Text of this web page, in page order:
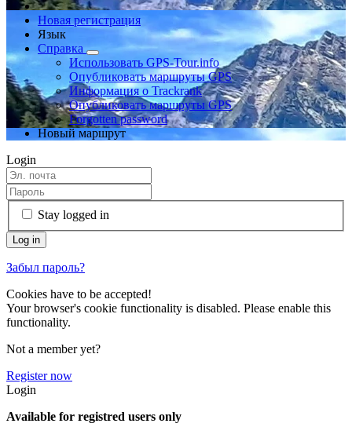
Новая регистрация
Язык
Справка
Использовать GPS-Tour.info
Опубликовать маршруты GPS
Информация о Trackrank
Опубликовать маршруты GPS
Forgotten password
Новый маршрут
Login
Stay logged in
Забыл пароль?
Cookies have to be accepted!
Your browser's cookie functionality is disabled. Please enable this
functionality.
Not a member yet?
Register now
Login
Available for registred users only